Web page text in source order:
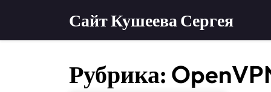
Сайт Кушеева Сергея
Рубрика: